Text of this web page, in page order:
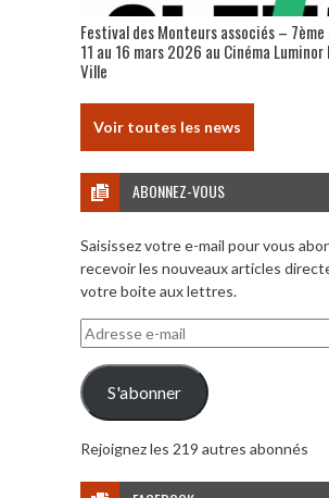
Festival des Monteurs associés –
11 au 16 mars 2026 au Cinéma
Ville
Voir toutes les news
ABONNEZ-VOUS
Saisissez votre e-mail pour vous
recevoir les nouveaux articles
votre boite aux lettres.
Adresse
e-
mail
S'abonner
Rejoignez les 219 autres abonnés